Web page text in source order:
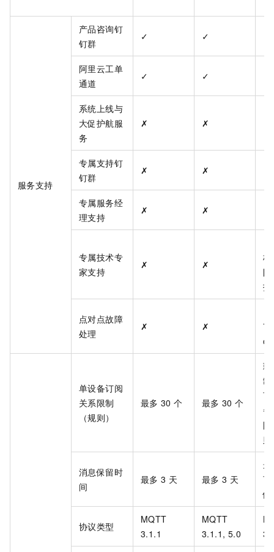
服务支持
产品咨询钉
钉群
✓ ✓
阿里云工单
通道
✓ ✓
系统上线与
大促护航服
务
✗ ✗
专属支持钉
钉群
✗ ✗
专属服务经
理支持
✗ ✗
专属技术专
家支持
✗ ✗
核
技
点对点故障
处理
✗ ✗
单设备订阅
关系限制
（规则）
最多 30 个 最多 30 个
理
制
可
备
限
消息保留时
间
最多 3 天 最多 3 天
最
可
保
协议类型
MQTT
3.1.1
MQTT
3.1.1, 5.0